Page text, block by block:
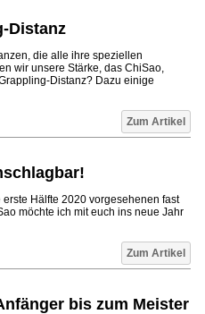
Distanz
die alle ihre speziellen
wir unsere Stärke, das ChiSao,
Distanz? Dazu einige
Zum Artikel
Hälfte 2020 vorgesehenen fast
möchte ich mit euch ins neue Jahr
Zum Artikel
bis zum Meister